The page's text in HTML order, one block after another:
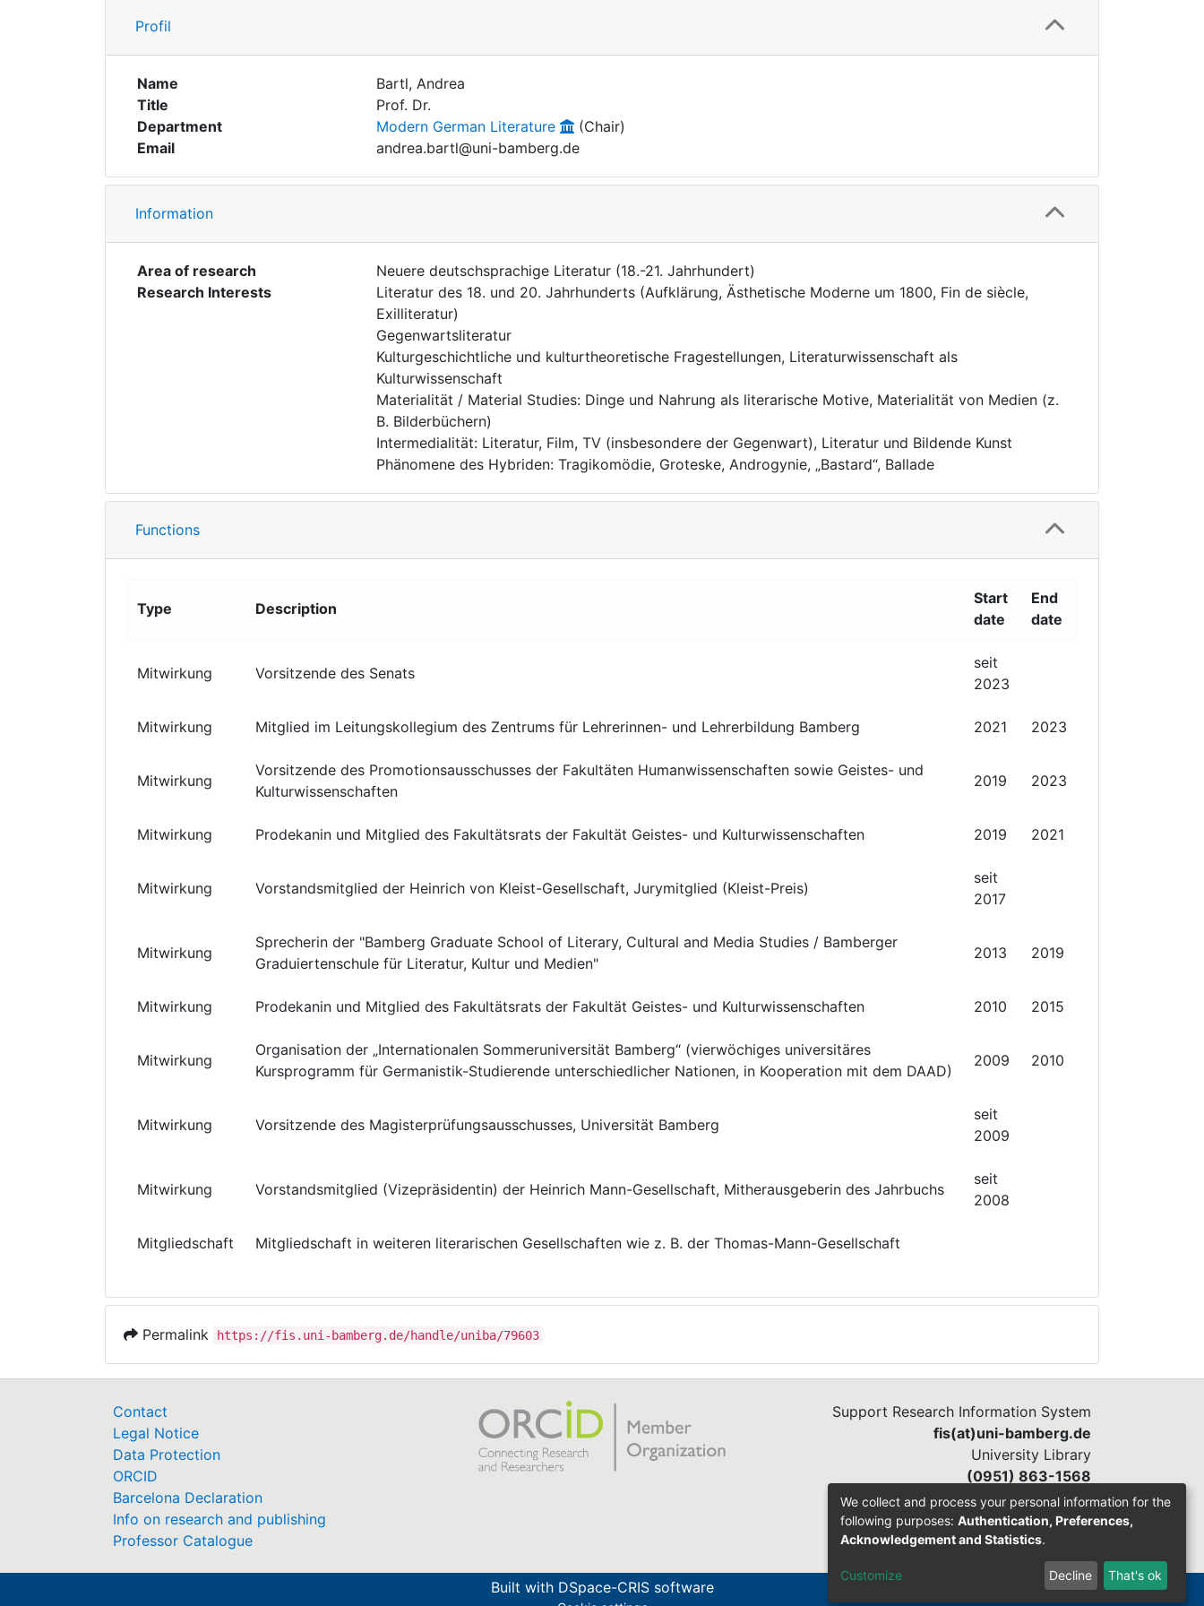
Profil
Name
Bartl, Andrea
Title
Prof. Dr.
Department
Modern German Literature
(Chair)
Email
andrea.bartl@uni-bamberg.de
Information
Area of research
Neuere deutschsprachige Literatur (18.-21. Jahrhundert)
Research Interests
Literatur des 18. und 20. Jahrhunderts (Aufklärung, Ästhetische Moderne um 1800, Fin de siècle,
Exilliteratur)
Gegenwartsliteratur
Kulturgeschichtliche und kulturtheoretische Fragestellungen, Literaturwissenschaft als
Kulturwissenschaft
Materialität / Material Studies: Dinge und Nahrung als literarische Motive, Materialität von Medien (z.
B. Bilderbüchern)
Intermedialität: Literatur, Film, TV (insbesondere der Gegenwart), Literatur und Bildende Kunst
Phänomene des Hybriden: Tragikomödie, Groteske, Androgynie, „Bastard“, Ballade
Functions
Type Description
Start
date
End
date
Mitwirkung Vorsitzende des Senats
seit
2023
Mitwirkung Mitglied im Leitungskollegium des Zentrums für Lehrerinnen- und Lehrerbildung Bamberg 2021 2023
Mitwirkung
Vorsitzende des Promotionsausschusses der Fakultäten Humanwissenschaften sowie Geistes- und
Kulturwissenschaften
2019 2023
Mitwirkung Prodekanin und Mitglied des Fakultätsrats der Fakultät Geistes- und Kulturwissenschaften 2019 2021
Mitwirkung Vorstandsmitglied der Heinrich von Kleist-Gesellschaft, Jurymitglied (Kleist-Preis)
seit
2017
Mitwirkung
Sprecherin der "Bamberg Graduate School of Literary, Cultural and Media Studies / Bamberger
Graduiertenschule für Literatur, Kultur und Medien"
2013 2019
Mitwirkung Prodekanin und Mitglied des Fakultätsrats der Fakultät Geistes- und Kulturwissenschaften 2010 2015
Mitwirkung
Organisation der „Internationalen Sommeruniversität Bamberg“ (vierwöchiges universitäres
Kursprogramm für Germanistik-Studierende unterschiedlicher Nationen, in Kooperation mit dem DAAD)
2009 2010
Mitwirkung Vorsitzende des Magisterprüfungsausschusses, Universität Bamberg
seit
2009
Mitwirkung Vorstandsmitglied (Vizepräsidentin) der Heinrich Mann-Gesellschaft, Mitherausgeberin des Jahrbuchs
seit
2008
Mitgliedschaft Mitgliedschaft in weiteren literarischen Gesellschaften wie z. B. der Thomas-Mann-Gesellschaft
Permalink https://fis.uni-bamberg.de/handle/uniba/79603
Contact
Legal Notice
Data Protection
ORCID
Barcelona Declaration
Info on research and publishing
Professor Catalogue
Support Research Information System
fis(at)uni-bamberg.de
University Library
(0951) 863-1568
Built with DSpace-CRIS software
We collect and process your personal information for the
following purposes: Authentication, Preferences,
Acknowledgement and Statistics.
Customize Decline That's ok